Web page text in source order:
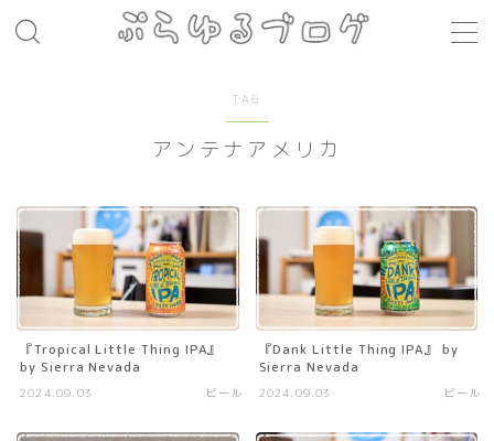
パスタ
煮込み料理
コト・モノ
音楽
TAG
アンテナアメリカ
『Tropical Little Thing IPA』
by Sierra Nevada
2024.09.03 ビール
『Dank Little Thing IPA』 by
Sierra Nevada
2024.09.03 ビール